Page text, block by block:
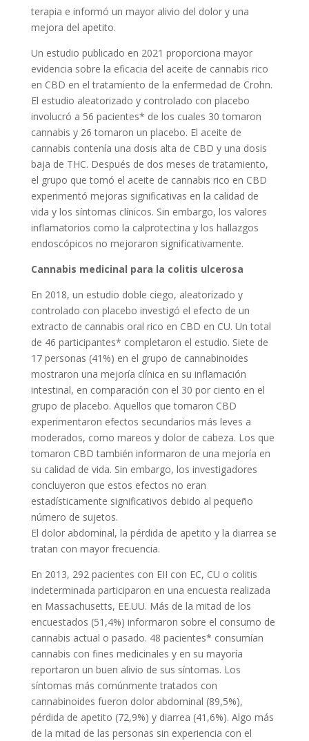
terapia e informó un mayor alivio del dolor y una
mejora del apetito.
Un estudio publicado en 2021 proporciona mayor
evidencia sobre la eficacia del aceite de cannabis rico
en CBD en el tratamiento de la enfermedad de Crohn.
El estudio aleatorizado y controlado con placebo
involucró a 56 pacientes* de los cuales 30 tomaron
cannabis y 26 tomaron un placebo. El aceite de
cannabis contenía una dosis alta de CBD y una dosis
baja de THC. Después de dos meses de tratamiento,
el grupo que tomó el aceite de cannabis rico en CBD
experimentó mejoras significativas en la calidad de
vida y los síntomas clínicos. Sin embargo, los valores
inflamatorios como la calprotectina y los hallazgos
endoscópicos no mejoraron significativamente.
Cannabis medicinal para la colitis ulcerosa
En 2018, un estudio doble ciego, aleatorizado y
controlado con placebo investigó el efecto de un
extracto de cannabis oral rico en CBD en CU. Un total
de 46 participantes* completaron el estudio. Siete de
17 personas (41%) en el grupo de cannabinoides
mostraron una mejoría clínica en su inflamación
intestinal, en comparación con el 30 por ciento en el
grupo de placebo. Aquellos que tomaron CBD
experimentaron efectos secundarios más leves a
moderados, como mareos y dolor de cabeza. Los que
tomaron CBD también informaron de una mejoría en
su calidad de vida. Sin embargo, los investigadores
concluyeron que estos efectos no eran
estadísticamente significativos debido al pequeño
número de sujetos.
El dolor abdominal, la pérdida de apetito y la diarrea se
tratan con mayor frecuencia.
En 2013, 292 pacientes con EII con EC, CU o colitis
indeterminada participaron en una encuesta realizada
en Massachusetts, EE.UU. Más de la mitad de los
encuestados (51,4%) informaron sobre el consumo de
cannabis actual o pasado. 48 pacientes* consumían
cannabis con fines medicinales y en su mayoría
reportaron un buen alivio de sus síntomas. Los
síntomas más comúnmente tratados con
cannabinoides fueron dolor abdominal (89,5%),
pérdida de apetito (72,9%) y diarrea (41,6%). Algo más
de la mitad de las personas sin experiencia con el